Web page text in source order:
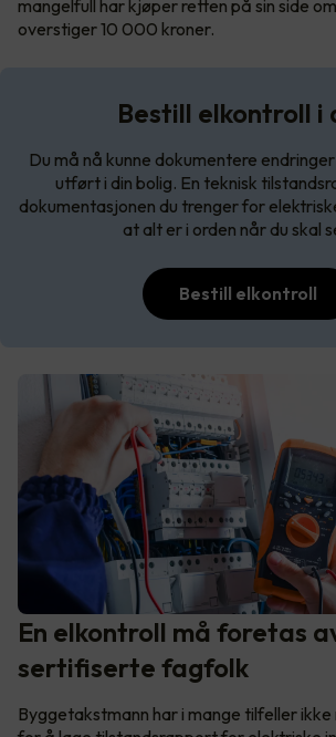
mangelfull har kjøper retten på sin side
overstiger 10 000 kroner.
Bestill elkontroll i
Du må nå kunne dokumentere
utført i din bolig. En teknisk
dokumentasjonen du trenger for
at alt er i orden når du skal
Bestill elkontroll
En elkontroll må foretas
sertifiserte fagfolk
Byggetakstmann har i mange tilfeller